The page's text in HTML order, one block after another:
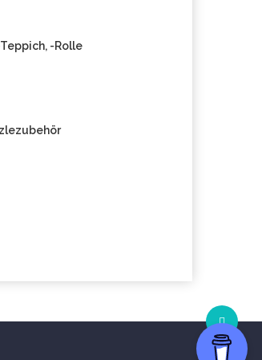
-Rolle